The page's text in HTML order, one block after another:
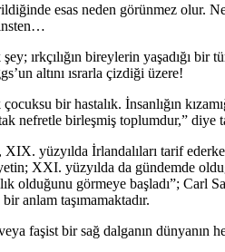
esas neden görünmez
ırkçılığın bireylerin yaşadığı bir
altını ısrarla çizdiği üzere!
bir hastalık. İnsanlığın
nefretle birleşmiş toplumdur,” diye
yüzyılda İrlandalıları tarif
XXI. yüzyılda da gündemde
olduğunu görmeye başladı”; Carl
anlam taşımamaktadır.
faşist bir sağ dalganın